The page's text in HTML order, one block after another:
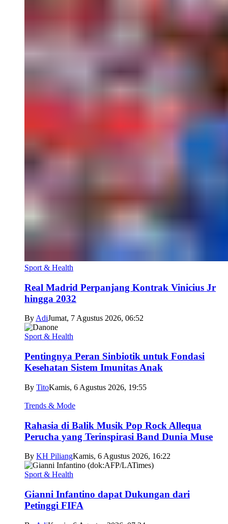
Sport & Health
Real Madrid Perpanjang Kontrak Vinicius Jr
hingga 2032
ByAdiJumat, 7 Agustus 2026, 06:52
Sport & Health
Pentingnya Peran Sinbiotik untuk Fondasi
Kesehatan Sistem Imunitas Anak
By TitoKamis, 6 Agustus 2026, 19:55
Trends & Mode
Rahasia di Balik Musik Pop Rock Allequa
Perucha yang Terinspirasi Band Dunia Muse
By KH PiliangKamis, 6 Agustus 2026, 16:22
Sport & Health
Gianni Infantino dapat Dukungan dari
Petinggi FIFA